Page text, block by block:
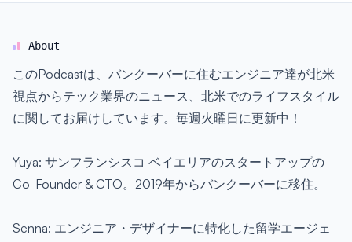
About
このPodcastは、バンクーバーに住むエンジニア達が北米
視点からテック業界のニュース、北米でのライフスタイル
に関してお届けしています。毎週火曜日に更新中！
Yuya: サンフランシスコ ベイエリアのスタートアップの
Co-Founder & CTO。2019年からバンクーバーに移住。
Senna: エンジニア・デザイナーに特化した留学エージェ